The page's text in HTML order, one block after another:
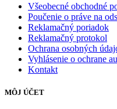
Všeobecné obchodné
Poučenie o práve na
Reklamačný poriadok
Reklamačný protokol
Ochrana osobných
Vyhlásenie o ochrane
Kontakt
MÔJ ÚČET